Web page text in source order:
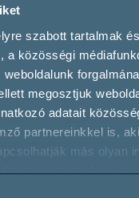
szabott tartalmak
a közösségi
megosztjuk
adatait
partnereinkkel is,
más olyan
meg számukra,
1088 Budapest,